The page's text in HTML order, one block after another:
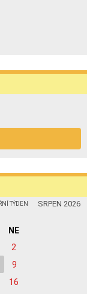
SRPEN 2026
TÝDEN
NE
2
9
16